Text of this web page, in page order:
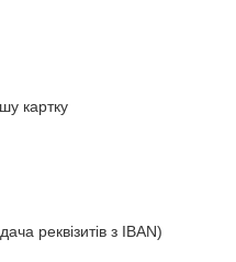
картку
реквізитів з IBAN)